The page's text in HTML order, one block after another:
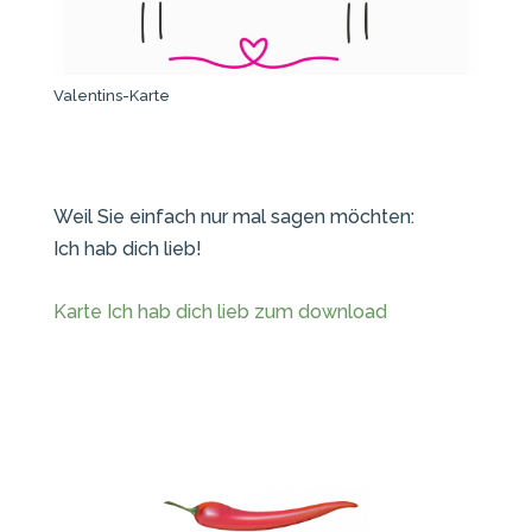
Valentins-Karte
Weil Sie einfach nur mal sagen möchten:
Ich hab dich lieb!
Karte Ich hab dich lieb zum download